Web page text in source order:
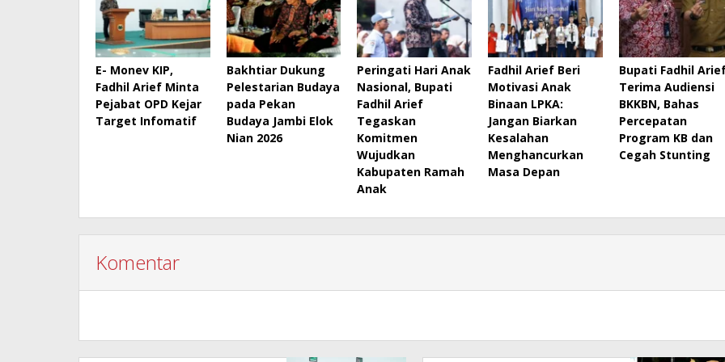
E- Monev KIP,
Fadhil Arief Minta
Pejabat OPD Kejar
Target Infomatif
Bakhtiar Dukung
Pelestarian Budaya
pada Pekan
Budaya Jambi Elok
Nian 2026
Peringati Hari Anak
Nasional, Bupati
Fadhil Arief
Tegaskan
Komitmen
Wujudkan
Kabupaten Ramah
Anak
Fadhil Arief Beri
Motivasi Anak
Binaan LPKA:
Jangan Biarkan
Kesalahan
Menghancurkan
Masa Depan
Bupati Fadhil
Terima Audiensi
BKKBN, Bahas
Percepatan
Program KB dan
Cegah Stunting
Komentar